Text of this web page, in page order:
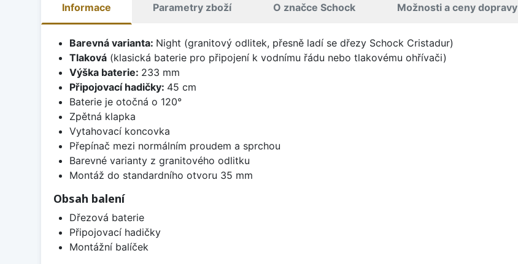
Informace Parametry zboží O značce Schock Možnosti a ceny dopravy
Barevná varianta: Night (granitový odlitek, přesně ladí se dřezy Schock Cristadur)
Tlaková(klasická baterie pro připojení k vodnímu řádu nebo tlakovému ohřívači)
Výška baterie: 233 mm
Připojovací hadičky: 45 cm
Baterie je otočná o 120°
Zpětná klapka
Vytahovací koncovka
Přepínač mezi normálním proudem a sprchou
Barevné varianty z granitového odlitku
Montáž do standardního otvoru 35 mm
Obsah balení
Dřezová baterie
Připojovací hadičky
Montážní balíček